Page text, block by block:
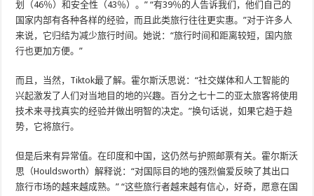
划（46％）和安全性（43％）。” “有39％的人告诉我们，他们自己的
国家内部有各种各样的经验，而且此类旅行往往更实惠。”对于许多人
来说，它归结为减少旅行时间。她说：“旅行时间和距离较短，国内旅
行也更加方便。”
而且，当然，Tiktok最了解。霍尔斯沃思说：“社交媒体和人工智能的
兴起激发了人们对当地目的地的兴趣。百分之七十二的亚太旅客将使用
技术来寻找真实的经验并做出明智的决定。”换句话说，如果它趋于趋
势，它将旅行。
但是后来有异常值。在印度和中国，这仍然与护照邮票有关。霍尔斯沃
思（Houldsworth）解释说：“对国际目的地的强烈偏爱反映了其出口
旅行市场的越来越成熟。” “这些旅行者越来越有信心，好奇，愿意在国